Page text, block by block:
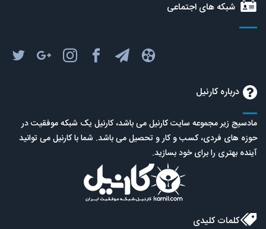
شبکه های اجتماعی
درباره کارنیل
مادسیج زیر مجموعه سایت کارنیل می باشد، کارنیل یک شبکه موفقیت در
حوزه های فردی، کسب و کار و تحصیل می باشد. شما با کارنیل می توانید
آینده بهتری را برای خود بسازید.
کلمات کلیدی